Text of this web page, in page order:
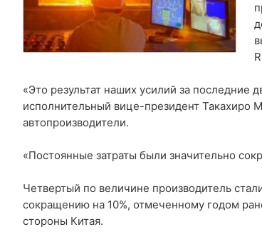
«Это результат наших усилий за
исполнительный вице-президент Такахиро
автопроизводители.
«Постоянные затраты были значительно
Четвертый по величине производитель
сокращению на 10%, отмеченному годом
стороны Китая.